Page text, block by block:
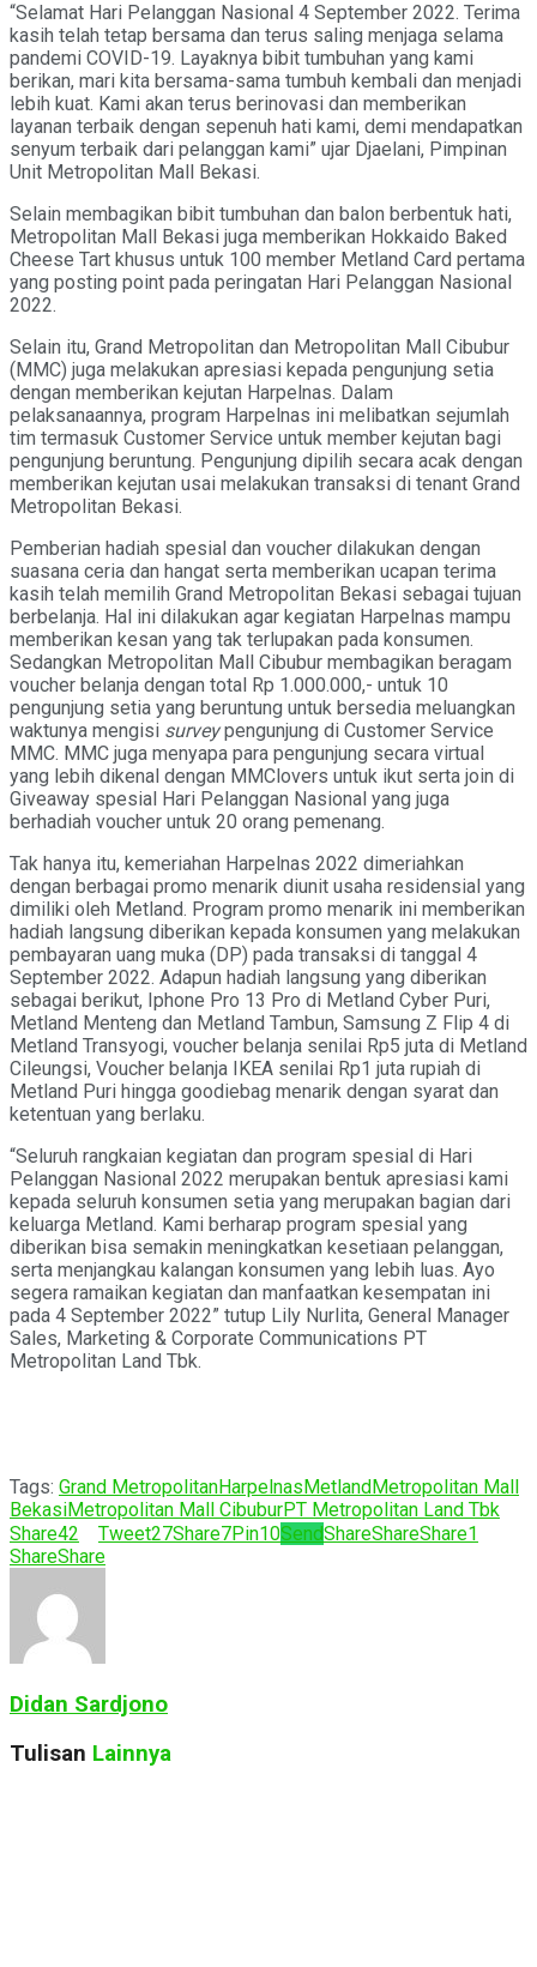
“Selamat Hari Pelanggan Nasional 4 September 2022. Terima
kasih telah tetap bersama dan terus saling menjaga selama
pandemi COVID-19. Layaknya bibit tumbuhan yang kami
berikan, mari kita bersama-sama tumbuh kembali dan menjadi
lebih kuat. Kami akan terus berinovasi dan memberikan
layanan terbaik dengan sepenuh hati kami, demi mendapatkan
senyum terbaik dari pelanggan kami” ujar Djaelani, Pimpinan
Unit Metropolitan Mall Bekasi.
Selain membagikan bibit tumbuhan dan balon berbentuk hati,
Metropolitan Mall Bekasi juga memberikan Hokkaido Baked
Cheese Tart khusus untuk 100 member Metland Card pertama
yang posting point pada peringatan Hari Pelanggan Nasional
2022.
Selain itu, Grand Metropolitan dan Metropolitan Mall Cibubur
(MMC) juga melakukan apresiasi kepada pengunjung setia
dengan memberikan kejutan Harpelnas. Dalam
pelaksanaannya, program Harpelnas ini melibatkan sejumlah
tim termasuk Customer Service untuk member kejutan bagi
pengunjung beruntung. Pengunjung dipilih secara acak dengan
memberikan kejutan usai melakukan transaksi di tenant Grand
Metropolitan Bekasi.
Pemberian hadiah spesial dan voucher dilakukan dengan
suasana ceria dan hangat serta memberikan ucapan terima
kasih telah memilih Grand Metropolitan Bekasi sebagai tujuan
berbelanja. Hal ini dilakukan agar kegiatan Harpelnas mampu
memberikan kesan yang tak terlupakan pada konsumen.
Sedangkan Metropolitan Mall Cibubur membagikan beragam
voucher belanja dengan total Rp 1.000.000,- untuk 10
pengunjung setia yang beruntung untuk bersedia meluangkan
waktunya mengisi surveypengunjung di Customer Service
MMC. MMC juga menyapa para pengunjung secara virtual
yang lebih dikenal dengan MMClovers untuk ikut serta join di
Giveaway spesial Hari Pelanggan Nasional yang juga
berhadiah voucher untuk 20 orang pemenang.
Tak hanya itu, kemeriahan Harpelnas 2022 dimeriahkan
dengan berbagai promo menarik diunit usaha residensial yang
dimiliki oleh Metland. Program promo menarik ini memberikan
hadiah langsung diberikan kepada konsumen yang melakukan
pembayaran uang muka (DP) pada transaksi di tanggal 4
September 2022. Adapun hadiah langsung yang diberikan
sebagai berikut, Iphone Pro 13 Pro di Metland Cyber Puri,
Metland Menteng dan Metland Tambun, Samsung Z Flip 4 di
Metland Transyogi, voucher belanja senilai Rp5 juta di Metland
Cileungsi, Voucher belanja IKEA senilai Rp1 juta rupiah di
Metland Puri hingga goodiebag menarik dengan syarat dan
ketentuan yang berlaku.
“Seluruh rangkaian kegiatan dan program spesial di Hari
Pelanggan Nasional 2022 merupakan bentuk apresiasi kami
kepada seluruh konsumen setia yang merupakan bagian dari
keluarga Metland. Kami berharap program spesial yang
diberikan bisa semakin meningkatkan kesetiaan pelanggan,
serta menjangkau kalangan konsumen yang lebih luas. Ayo
segera ramaikan kegiatan dan manfaatkan kesempatan ini
pada 4 September 2022” tutup Lily Nurlita, General Manager
Sales, Marketing & Corporate Communications PT
Metropolitan Land Tbk.
Tags: Grand MetropolitanHarpelnas Metland Metropolitan Mall
BekasiMetropolitan Mall CibuburPT Metropolitan Land Tbk
Share42 Tweet27Share7Pin10SendShareShareShare1
ShareShare
Didan Sardjono
Tulisan Lainnya